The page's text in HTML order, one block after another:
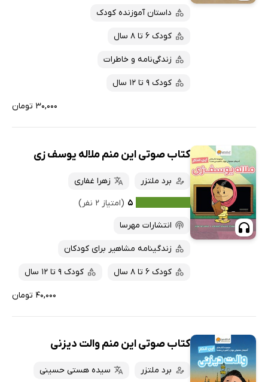
ارزان ترین‌ها
داستان آموزنده کودک
کودک 6 تا 8 سال
زندگی‌نامه و خاطرات
کودک 9 تا 12 سال
۳۰,۰۰۰ تومان
کتاب صوتی این منم ملاله یوسف زی
برد ملتزر
زهرا غفاری
۵ (امتیاز ۲ نفر)
انتشارات مهرسا
زندگینامه مشاهیر برای کودکان
کودک 6 تا 8 سال کودک 9 تا 12 سال
۴۰,۰۰۰ تومان
کتاب صوتی این منم والت دیزنی
برد ملتزر
سیده هستی حسینی